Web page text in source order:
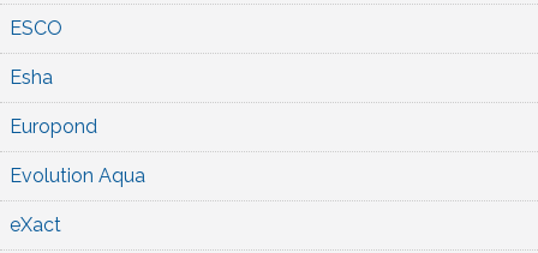
ESCO
Esha
Europond
Evolution Aqua
eXact